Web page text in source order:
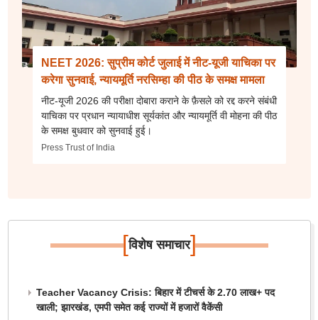
NEET 2026: सुप्रीम कोर्ट जुलाई में नीट-यूजी याचिका पर
करेगा सुनवाई, न्यायमूर्ति नरसिम्हा की पीठ के समक्ष मामला
नीट-यूजी 2026 की परीक्षा दोबारा कराने के फ़ैसले को रद्द करने संबंधी
याचिका पर प्रधान न्यायाधीश सूर्यकांत और न्यायमूर्ति वी मोहना की पीठ
के समक्ष बुधवार को सुनवाई हुई।
Press Trust of India
[विशेष समाचार]
Teacher Vacancy Crisis: बिहार में टीचर्स के 2.70 लाख+ पद
खाली; झारखंड, एमपी समेत कई राज्यों में हजारों वैकेंसी